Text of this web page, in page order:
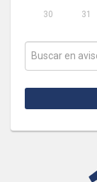
30
31